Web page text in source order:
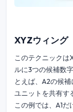
XYZウィング
このテクニックは
ルに3つの候補数
とえば、A2の候
ユニットを共有す
この例では、A1